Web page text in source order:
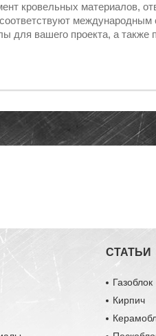
кровельных материалов,
международным
для вашего проекта, а также
СТАТЬИ
Газоблок
Кирпич